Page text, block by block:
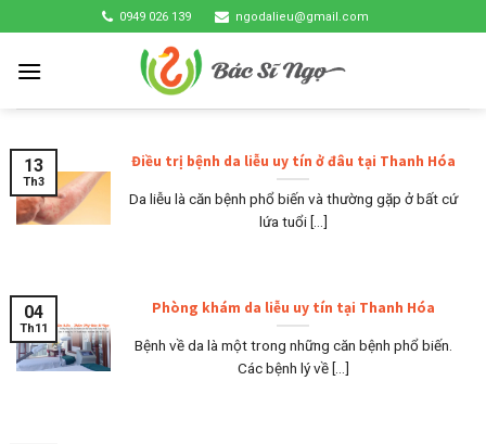
to
content
0949 026 139 ngodalieu@gmail.com
Điều trị bệnh da liễu uy tín ở đâu tại Thanh Hóa
Da liễu là căn bệnh phổ biến và thường gặp ở bất cứ
lứa tuổi [...]
13
Th3
Phòng khám da liễu uy tín tại Thanh Hóa
Bệnh về da là một trong những căn bệnh phổ biến.
Các bệnh lý về [...]
04
Th11